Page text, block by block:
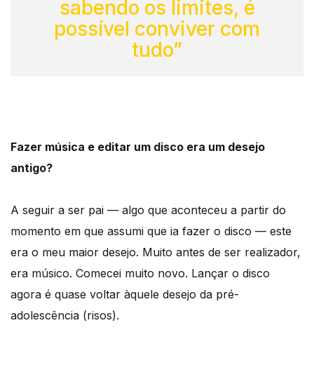
sabendo os limites, é
possível conviver com
tudo”
Fazer música e editar um disco era um desejo
antigo?
A seguir a ser pai — algo que aconteceu a partir do
momento em que assumi que ia fazer o disco — este
era o meu maior desejo. Muito antes de ser realizador,
era músico. Comecei muito novo. Lançar o disco
agora é quase voltar àquele desejo da pré-
adolescência (risos).